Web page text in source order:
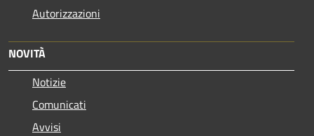
Autorizzazioni
NOVITÀ
Notizie
Comunicati
Avvisi